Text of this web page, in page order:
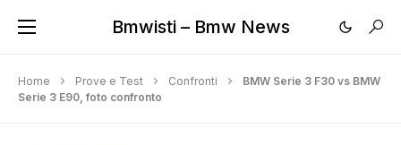
Bmwisti – Bmw News
Home Prove e Test Confronti
BMW Serie 3 F30 vs BMW
Serie 3 E90, foto confronto